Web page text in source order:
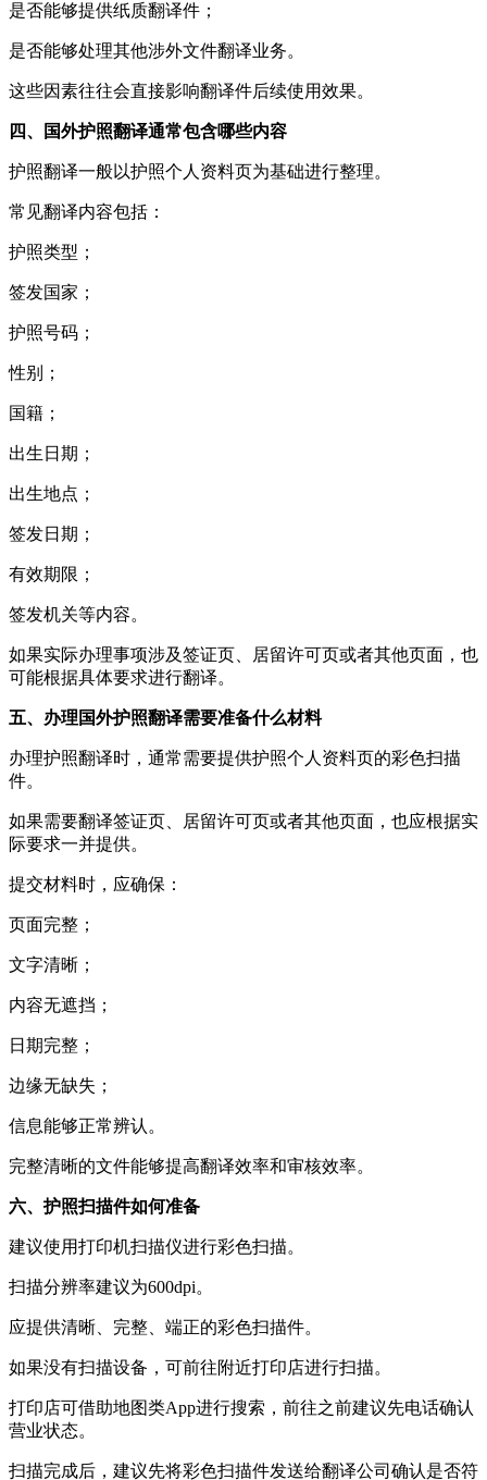
是否能够提供纸质翻译件；
是否能够处理其他涉外文件翻译业务。
这些因素往往会直接影响翻译件后续使用效果。
四、国外护照翻译通常包含哪些内容
护照翻译一般以护照个人资料页为基础进行整理。
常见翻译内容包括：
护照类型；
签发国家；
护照号码；
性别；
国籍；
出生日期；
出生地点；
签发日期；
有效期限；
签发机关等内容。
如果实际办理事项涉及签证页、居留许可页或者其他页面，也
可能根据具体要求进行翻译。
五、办理国外护照翻译需要准备什么材料
办理护照翻译时，通常需要提供护照个人资料页的彩色扫描
件。
如果需要翻译签证页、居留许可页或者其他页面，也应根据实
际要求一并提供。
提交材料时，应确保：
页面完整；
文字清晰；
内容无遮挡；
日期完整；
边缘无缺失；
信息能够正常辨认。
完整清晰的文件能够提高翻译效率和审核效率。
六、护照扫描件如何准备
建议使用打印机扫描仪进行彩色扫描。
扫描分辨率建议为600dpi。
应提供清晰、完整、端正的彩色扫描件。
如果没有扫描设备，可前往附近打印店进行扫描。
打印店可借助地图类App进行搜索，前往之前建议先电话确认
营业状态。
扫描完成后，建议先将彩色扫描件发送给翻译公司确认是否符